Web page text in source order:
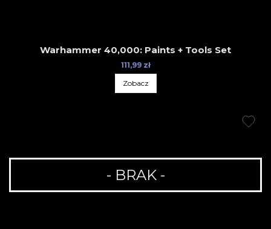
Warhammer 40,000: Paints + Tools Set
111,99 zł
Zobacz
- BRAK -